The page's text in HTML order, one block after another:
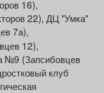
16),
22), ДЦ "Умка"
7а),
12),
№9 (Запсибовцев
клуб